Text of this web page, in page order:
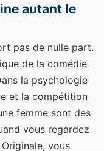
autant le
pas de nulle part.
de la comédie
la psychologie
et la compétition
femme sont des
vous regardez
vous